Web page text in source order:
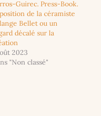
Guirec. Press-Book.
de la céramiste
Bellet ou un
décalé sur la
2023
"Non classé"